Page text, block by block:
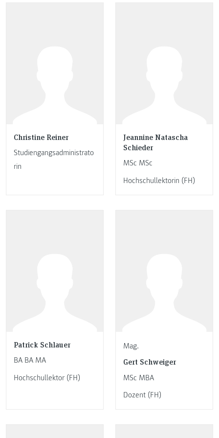
Christine Reiner
Studiengangsadministrato
rin
Jeannine Natascha
Schieder
MSc MSc
Hochschullektorin (FH)
Patrick Schlauer
BA BA MA
Hochschullektor (FH)
Mag.
Gert Schweiger
MSc MBA
Dozent (FH)